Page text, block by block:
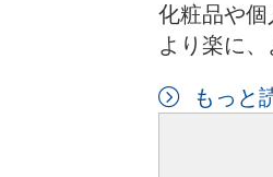
化粧品や
より楽に
もっと